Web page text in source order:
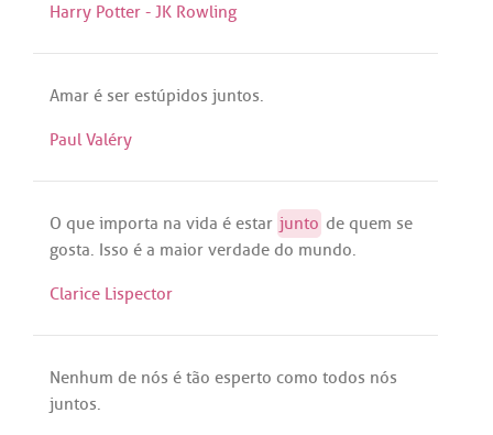
Harry Potter - JK Rowling
Amar é ser estúpidos juntos.
Paul Valéry
O que importa na vida é estar junto de quem se
gosta. Isso é a maior verdade do mundo.
Clarice Lispector
Nenhum de nós é tão esperto como todos nós
juntos.